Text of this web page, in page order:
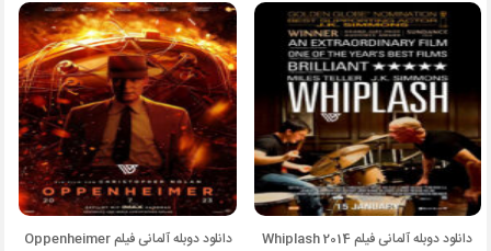
دانلود دوبله آلمانی فیلم Whiplash 2014
دانلود دوبله آلمانی فیلم Oppenheimer